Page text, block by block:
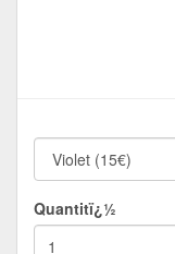
Quantitï¿½